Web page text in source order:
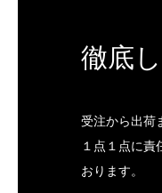
徹底
受注から出荷
１点１点に責
おります。